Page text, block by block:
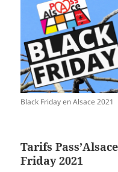
Black Friday en Alsace 2021
Tarifs
Friday 2021